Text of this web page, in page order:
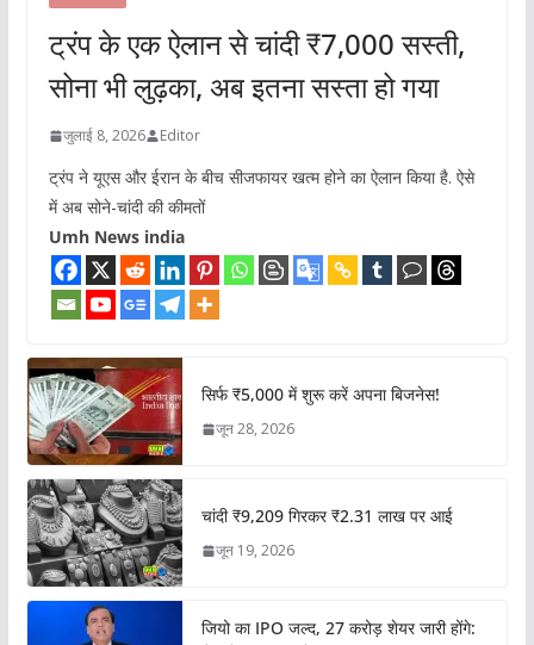
ट्रंप के एक ऐलान से चांदी ₹7,000 सस्ती,
सोना भी लुढ़का, अब इतना सस्ता हो गया
जुलाई 8, 2026 Editor
ट्रंप ने यूएस और ईरान के बीच सीजफायर खत्म होने का ऐलान किया है. ऐसे
में अब सोने-चांदी की कीमतों
Umh News india
सिर्फ ₹5,000 में शुरू करें अपना बिजनेस!
जून 28, 2026
चांदी ₹9,209 गिरकर ₹2.31 लाख पर आई
जून 19, 2026
जियो का IPO जल्द, 27 करोड़ शेयर जारी होंगे: